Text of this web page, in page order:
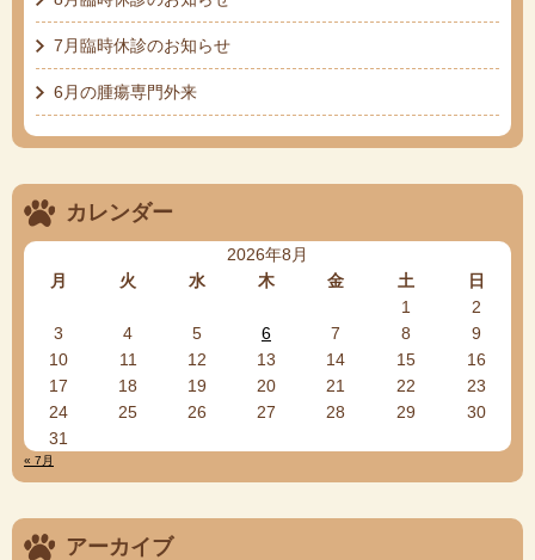
7月臨時休診のお知らせ
6月の腫瘍専門外来
カレンダー
2026年8月
月
火 水 木 金 土
日
1
2
3
4 5 6 7 8
9
10
11 12 13 14 15
16
17
18 19 20 21 22
23
24
25 26 27 28 29
30
31
« 7月
アーカイブ